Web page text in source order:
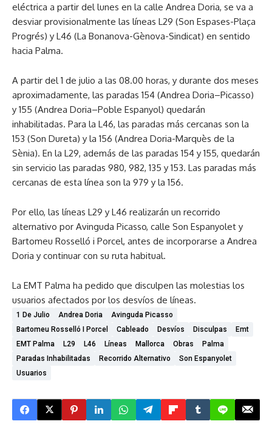
eléctrica a partir del lunes en la calle Andrea Doria, se va a
desviar provisionalmente las líneas L29 (Son Espases-Plaça
Progrés) y L46 (La Bonanova-Gènova-Sindicat) en sentido
hacia Palma.
A partir del 1 de julio a las 08.00 horas, y durante dos meses
aproximadamente, las paradas 154 (Andrea Doria–Picasso)
y 155 (Andrea Doria–Poble Espanyol) quedarán
inhabilitadas. Para la L46, las paradas más cercanas son la
153 (Son Dureta) y la 156 (Andrea Doria-Marquès de la
Sènia). En la L29, además de las paradas 154 y 155, quedarán
sin servicio las paradas 980, 982, 135 y 153. Las paradas más
cercanas de esta línea son la 979 y la 156.
Por ello, las líneas L29 y L46 realizarán un recorrido
alternativo por Avinguda Picasso, calle Son Espanyolet y
Bartomeu Rosselló i Porcel, antes de incorporarse a Andrea
Doria y continuar con su ruta habitual.
La EMT Palma ha pedido que disculpen las molestias los
usuarios afectados por los desvíos de líneas.
1 De Julio Andrea Doria
Avinguda Picasso
Bartomeu Rosselló I Porcel
Cableado Desvíos Disculpas
Emt
EMT Palma
L29 L46 Líneas Mallorca Obras
Palma
Paradas Inhabilitadas
Recorrido Alternativo
Son Espanyolet
Usuarios